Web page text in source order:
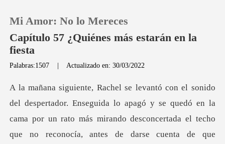
Recargar
Historia
Mi Amor: No lo Mereces
Capítulo 57 ¿Quiénes más estarán en la
fiesta
Palabras:1507 | Actualizado en: 30/03/2022
e quedó en la
cama por un rato más mirando desconcertada el techo
que no reconocía, antes de d